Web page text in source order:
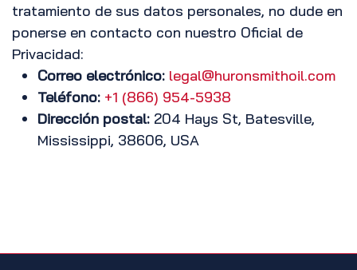
tratamiento de sus datos personales, no dude en
ponerse en contacto con nuestro Oficial de
Privacidad:
Correo electrónico: legal@huronsmithoil.com
Teléfono: +1 (866) 954-5938
Dirección postal: 204 Hays St, Batesville,
Mississippi, 38606, USA